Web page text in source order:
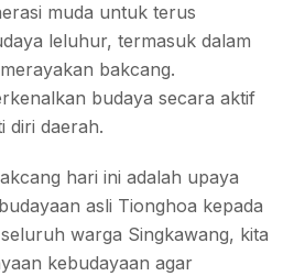
muda untuk terus
leluhur, termasuk dalam
bakcang.
budaya secara aktif
diri daerah.
hari ini adalah upaya
asli Tionghoa kepada
warga Singkawang, kita
kebudayaan agar